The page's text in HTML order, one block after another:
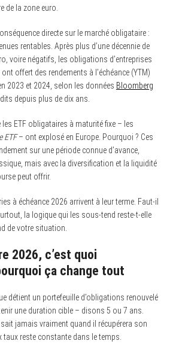
de la zone euro.
directe sur le marché obligataire :
rentables. Après plus d’une décennie de
voire négatifs, les obligations d’entreprises
offert des rendements à l’échéance (YTM)
2023 et 2024, selon les données Bloomberg
depuis plus de dix ans.
les ETF obligataires à maturité fixe – les
ETF– ont explosé en Europe. Pourquoi ? Ces
sur une période connue d’avance,
mais avec la diversification et la liquidité
peut offrir.
à échéance 2026 arrivent à leur terme. Faut-il
la logique qui les sous-tend reste-t-elle
de votre situation.
2026, c’est quoi
ça change tout
détient un portefeuille d’obligations renouvelé
une duration cible – disons 5 ou 7 ans.
jamais vraiment quand il récupérera son
reste constante dans le temps.